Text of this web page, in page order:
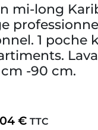
mi-long
1 poche
-90 cm.
€ TTC